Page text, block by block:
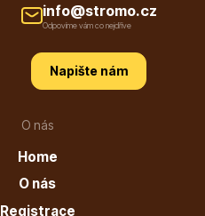
O nás
Home
O nás
Registrace
info@stromo.cz
Odpovíme vám co nejdříve
Napište nám